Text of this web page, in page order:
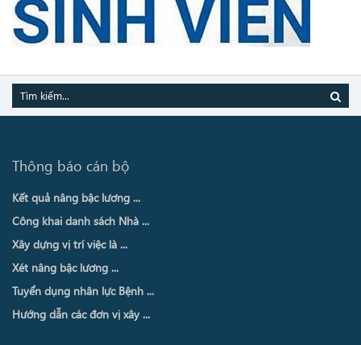
Thông báo cán bộ
Kết quả nâng bậc lương ...
Công khai danh sách Nhà ...
Xây dựng vị trí việc là ...
Xét nâng bậc lương ...
Tuyển dụng nhân lực Bệnh ...
Hướng dẫn các đơn vị xây ...